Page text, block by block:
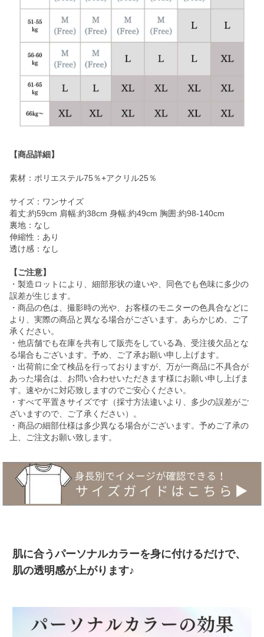
【商品詳細】
素材：ポリエステル75％+アクリル25％
サイズ：ワンサイズ
着丈:約59cm 肩幅:約38cm 身幅:約49cm 胸囲:約98-140cm
裏地：なし
伸縮性：あり
透け感：なし
【ご注意】
・製造ロットにより、細部形状の違いや、同色でも色味に多少の
誤差が生じます。
・商品の色は、撮影時の光や、お客様のモニターの色具合などに
より、実際の商品と異なる場合がございます。あらかじめ、ご了
承ください。
・他店舗でも在庫を共有して販売をしている為、受注後欠品とな
る場合もございます。予め、ご了承お願い申し上げます。
・出荷前に全て検品を行っておりますが、万が一商品に不具合が
あった場合は、お問い合わせいただきます様にお願い申し上げま
す。速やかに対応致しますのでご安心ください。
・すべて平置きサイズです（採寸方法違いより、多少の誤差がご
ざいますので、ご了承ください）。
・商品の細部仕様は多少異なる場合がございます。予めご了承の
上、ご注文お願い致します。
肌に合うパーソナルカラーを身に付けるだけで、
肌の透明感が上がります♪